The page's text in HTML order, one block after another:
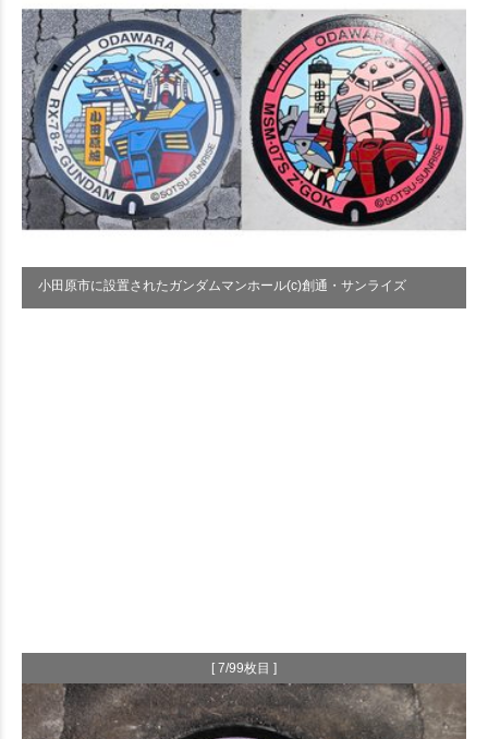
小田原市に設置されたガンダムマンホール(c)創通・サンライズ
[ 7/99枚目 ]